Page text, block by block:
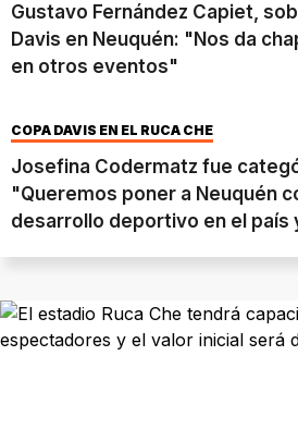
Gustavo Fernández Capiet,
Davis en Neuquén: "Nos da
en otros eventos"
COPA DAVIS EN EL RUCA CHE
Josefina Codermatz fue
"Queremos poner a Neuquén
desarrollo deportivo en el país